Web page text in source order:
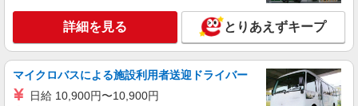
キープ 詳細を見る
派遣社員
株式会社kotrio /●UT-H-2009861
毎日通うのが楽しみになる＊ホテルのような美
しいサ高住のSTAFF
詳細を見る とりあえずキープ
マイクロバスによる施設利用者送迎ドライバー
日給 10,900円〜10,900円